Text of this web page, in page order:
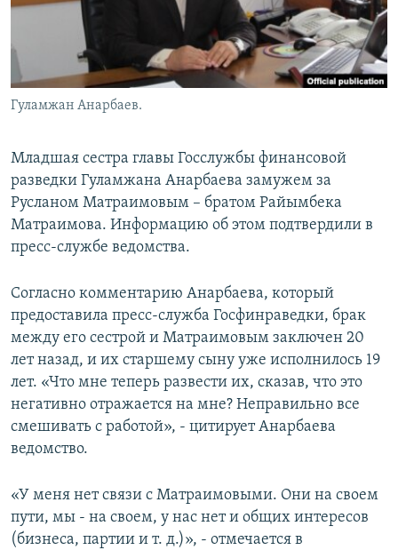
Гуламжан Анарбаев.
Младшая сестра главы Госслужбы финансовой
разведки Гуламжана Анарбаева замужем за
Русланом Матраимовым – братом Райымбека
Матраимова. Информацию об этом подтвердили в
пресс-службе ведомства.
Согласно комментарию Анарбаева, который
предоставила пресс-служба Госфинраведки, брак
между его сестрой и Матраимовым заключен 20
лет назад, и их старшему сыну уже исполнилось 19
лет. «Что мне теперь развести их, сказав, что это
негативно отражается на мне? Неправильно все
смешивать с работой», - цитирует Анарбаева
ведомство.
«У меня нет связи с Матраимовыми. Они на своем
пути, мы - на своем, у нас нет и общих интересов
(бизнеса, партии и т. д.)», - отмечается в